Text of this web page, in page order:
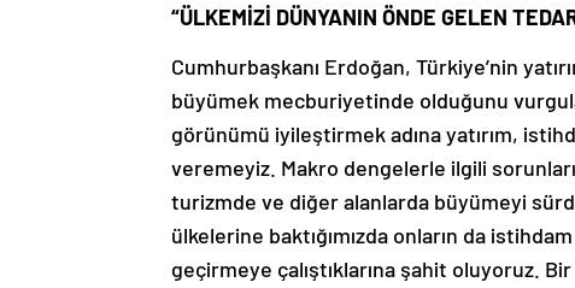
“ÜLKEMİZİ DÜNYANIN ÖNDE GELEN
Cumhurbaşkanı Erdoğan, Türkiye’nin
büyümek mecburiyetinde olduğunu
görünümü iyileştirmek adına yatırım,
veremeyiz. Makro dengelerle ilgili
turizmde ve diğer alanlarda büyümeyi
ülkelerine baktığımızda onların da
geçirmeye çalıştıklarına şahit oluyoruz.